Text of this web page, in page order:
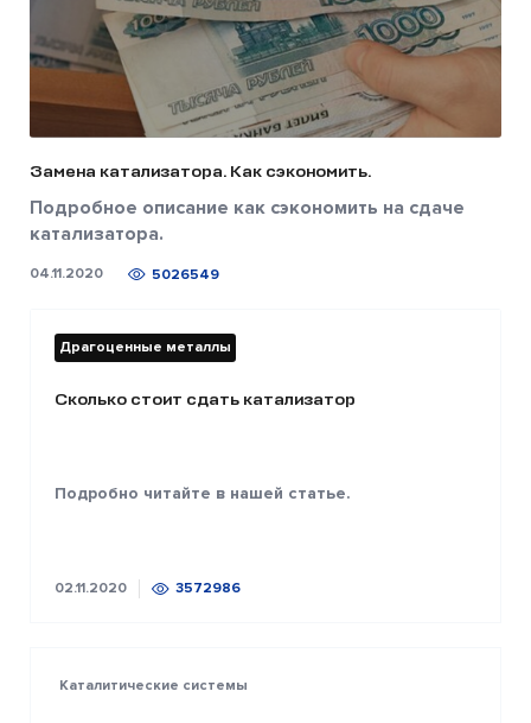
Замена катализатора. Как сэкономить.
Подробное описание как сэкономить на сдаче
катализатора.
04.11.2020 5026549
Драгоценные металлы
Сколько стоит сдать катализатор
Подробно читайте в нашей статье.
02.11.2020 3572986
Каталитические системы